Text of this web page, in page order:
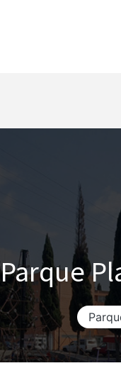
Parque